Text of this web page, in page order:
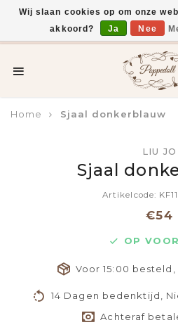
Voor 15:00 uur besteld,
Home Sjaal donkerblauw
LIU JO
Sjaal
Artikelcode:
€54
OP
Voor 15:00
14 Dagen bedenktijd,
Achteraf
Wij slaan cookies op om onze
akkoord?
Ja Nee